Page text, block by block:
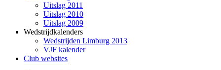
Uitslag 2011
Uitslag 2010
Uitslag 2009
Wedstrijdkalenders
Wedstrijden Limburg 2013
VJF kalender
Club websites